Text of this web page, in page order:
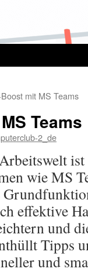
mit MS Teams
Teams
2_de
wie MS
effektive
und
Tipps
und